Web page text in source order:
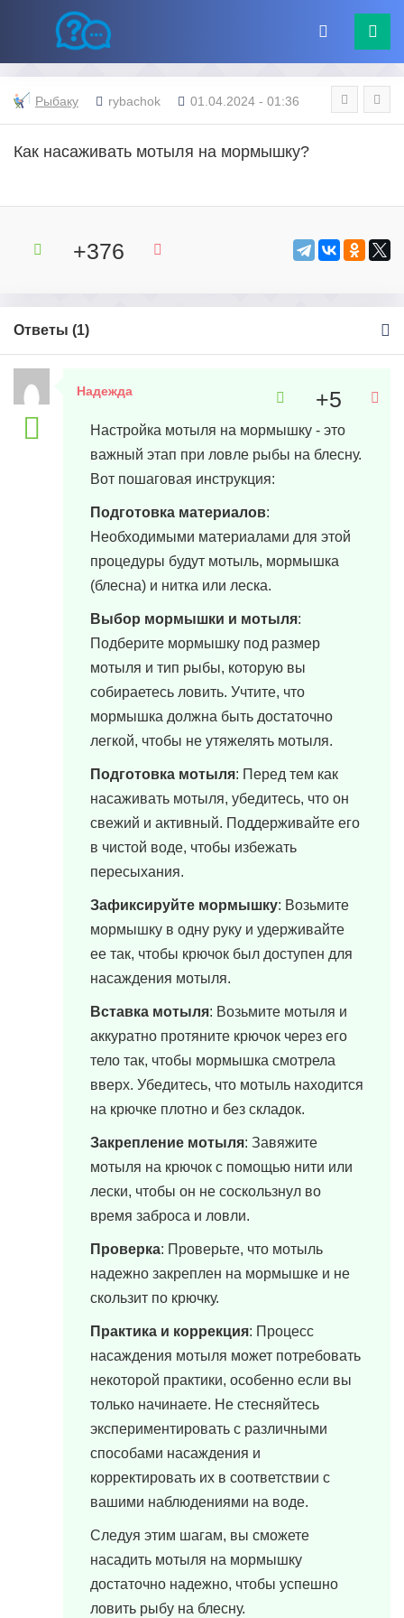
Рыбаку rybachok 01.04.2024 - 01:36
Как насаживать мотыля на мормышку?
+376
Ответы (1)
Надежда
Настройка мотыля на мормышку - это
важный этап при ловле рыбы на блесну.
Вот пошаговая инструкция:
Подготовка материалов:
Необходимыми материалами для этой
процедуры будут мотыль, мормышка
(блесна) и нитка или леска.
Выбор мормышки и мотыля:
Подберите мормышку под размер
мотыля и тип рыбы, которую вы
собираетесь ловить. Учтите, что
мормышка должна быть достаточно
легкой, чтобы не утяжелять мотыля.
Подготовка мотыля: Перед тем как
насаживать мотыля, убедитесь, что он
свежий и активный. Поддерживайте его
в чистой воде, чтобы избежать
пересыхания.
Зафиксируйте мормышку: Возьмите
мормышку в одну руку и удерживайте
ее так, чтобы крючок был доступен для
насаждения мотыля.
Вставка мотыля: Возьмите мотыля и
аккуратно протяните крючок через его
тело так, чтобы мормышка смотрела
вверх. Убедитесь, что мотыль находится
на крючке плотно и без складок.
Закрепление мотыля: Завяжите
мотыля на крючок с помощью нити или
лески, чтобы он не соскользнул во
время заброса и ловли.
Проверка: Проверьте, что мотыль
надежно закреплен на мормышке и не
скользит по крючку.
Практика и коррекция: Процесс
насаждения мотыля может потребовать
некоторой практики, особенно если вы
только начинаете. Не стесняйтесь
экспериментировать с различными
способами насаждения и
корректировать их в соответствии с
вашими наблюдениями на воде.
Следуя этим шагам, вы сможете
насадить мотыля на мормышку
достаточно надежно, чтобы успешно
ловить рыбу на блесну.
+5